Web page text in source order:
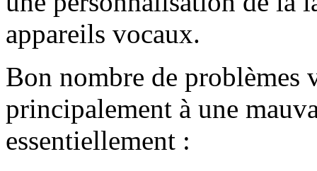
appareils vocaux.
Bon nombre de problèmes
principalement à une
essentiellement :